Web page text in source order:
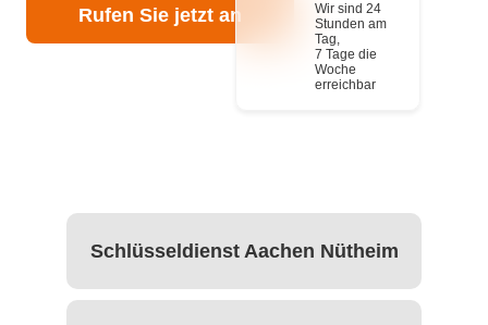
Wir sind 24
Stunden am
Tag,
7 Tage die
Woche
erreichbar
Rufen Sie jetzt an
Schlüsseldienst Aachen Nütheim